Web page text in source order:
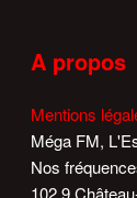
A propos
Mentions
Méga FM,
Nos
102.9